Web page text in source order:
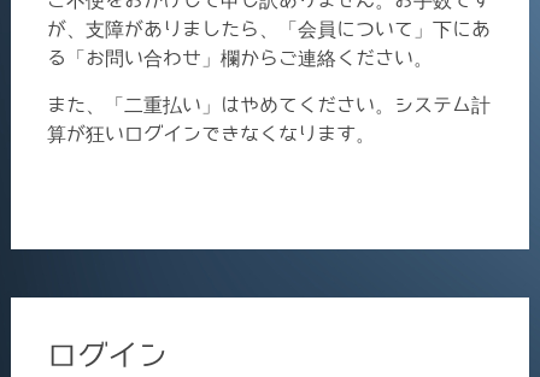
が、支障がありましたら、「会員について」下にあ
る「お問い合わせ」欄からご連絡ください。
また、「二重払い」はやめてください。システム計
算が狂いログインできなくなります。
ログイン